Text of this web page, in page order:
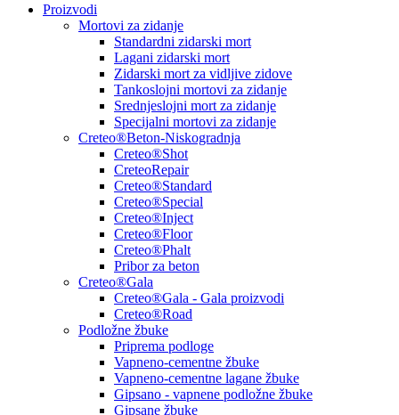
Proizvodi
Mortovi za zidanje
Standardni zidarski mort
Lagani zidarski mort
Zidarski mort za vidljive zidove
Tankoslojni mortovi za zidanje
Srednjeslojni mort za zidanje
Specijalni mortovi za zidanje
Creteo®Beton-Niskogradnja
Creteo®Shot
CreteoRepair
Creteo®Standard
Creteo®Special
Creteo®Inject
Creteo®Floor
Creteo®Phalt
Pribor za beton
Creteo®Gala
Creteo®Gala - Gala proizvodi
Creteo®Road
Podložne žbuke
Priprema podloge
Vapneno-cementne žbuke
Vapneno-cementne lagane žbuke
Gipsano - vapnene podložne žbuke
Gipsane žbuke